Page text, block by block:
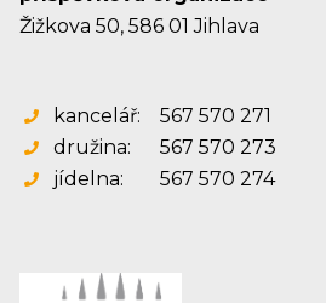
Žižkova 50, 586 01 Jihlava
kancelář:
567 570 271
družina:
567 570 273
jídelna:
567 570 274